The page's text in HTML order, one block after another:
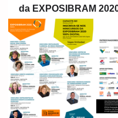
da EXPOSIBRAM